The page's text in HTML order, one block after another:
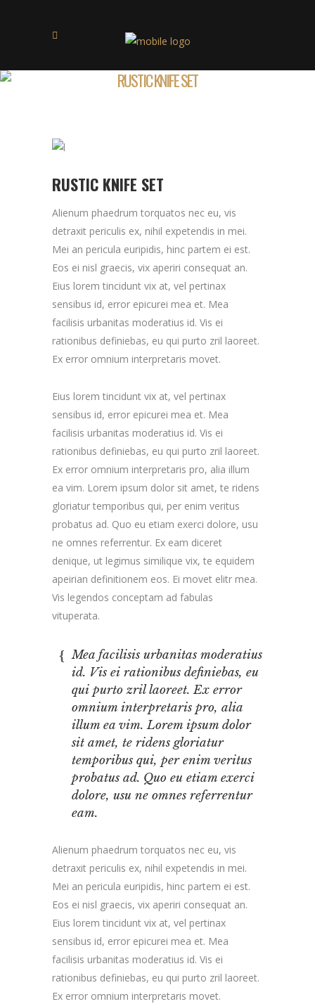
RUSTIC KNIFE SET
RUSTIC KNIFE SET
Alienum phaedrum torquatos nec eu, vis
detraxit periculis ex, nihil expetendis in mei.
Mei an pericula euripidis, hinc partem ei est.
Eos ei nisl graecis, vix aperiri consequat an.
Eius lorem tincidunt vix at, vel pertinax
sensibus id, error epicurei mea et. Mea
facilisis urbanitas moderatius id. Vis ei
rationibus definiebas, eu qui purto zril laoreet.
Ex error omnium interpretaris movet.
Eius lorem tincidunt vix at, vel pertinax
sensibus id, error epicurei mea et. Mea
facilisis urbanitas moderatius id. Vis ei
rationibus definiebas, eu qui purto zril laoreet.
Ex error omnium interpretaris pro, alia illum
ea vim. Lorem ipsum dolor sit amet, te ridens
gloriatur temporibus qui, per enim veritus
probatus ad. Quo eu etiam exerci dolore, usu
ne omnes referrentur. Ex eam diceret
denique, ut legimus similique vix, te equidem
apeirian definitionem eos. Ei movet elitr mea.
Vis legendos conceptam ad fabulas
vituperata.
Mea facilisis urbanitas moderatius
id. Vis ei rationibus definiebas, eu
qui purto zril laoreet. Ex error
omnium interpretaris pro, alia
illum ea vim. Lorem ipsum dolor
sit amet, te ridens gloriatur
temporibus qui, per enim veritus
probatus ad. Quo eu etiam exerci
dolore, usu ne omnes referrentur
eam.
Alienum phaedrum torquatos nec eu, vis
detraxit periculis ex, nihil expetendis in mei.
Mei an pericula euripidis, hinc partem ei est.
Eos ei nisl graecis, vix aperiri consequat an.
Eius lorem tincidunt vix at, vel pertinax
sensibus id, error epicurei mea et. Mea
facilisis urbanitas moderatius id. Vis ei
rationibus definiebas, eu qui purto zril laoreet.
Ex error omnium interpretaris movet.